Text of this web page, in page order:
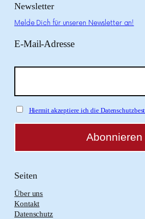
Newsletter
Melde Dich für unseren Newsletter an!
E-Mail-Adresse
Hiermit akzeptiere ich die
Seiten
Über uns
Kontakt
Datenschutz